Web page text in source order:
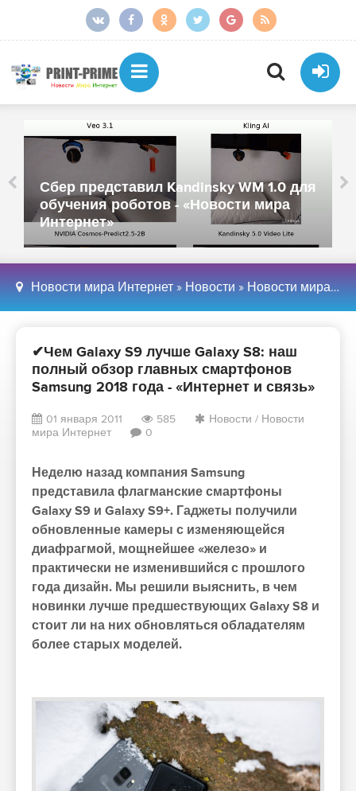
Сбер представил Kandinsky WM 1.0 для
обучения роботов - «Новости мира
Интернет»
Новости мира Интернет » Новости » Новости мира Интернет
✔Чем Galaxy S9 лучше Galaxy S8: наш
полный обзор главных смартфонов
Samsung 2018 года - «Интернет и связь»
01 января 2011 585 Новости / Новости
мира Интернет
0
Неделю назад компания Samsung
представила флагманские смартфоны
Galaxy S9 и Galaxy S9+. Гаджеты получили
обновленные камеры с изменяющейся
диафрагмой, мощнейшее «железо» и
практически не изменившийся с прошлого
года дизайн. Мы решили выяснить, в чем
новинки лучше предшествующих Galaxy S8 и
стоит ли на них обновляться обладателям
более старых моделей.